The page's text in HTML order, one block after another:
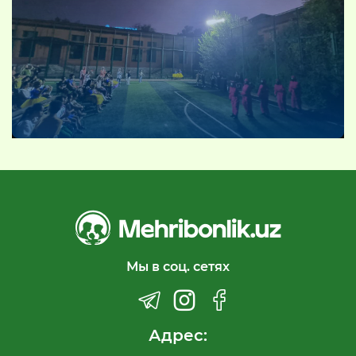
Мы в соц. сетях
Адрес: